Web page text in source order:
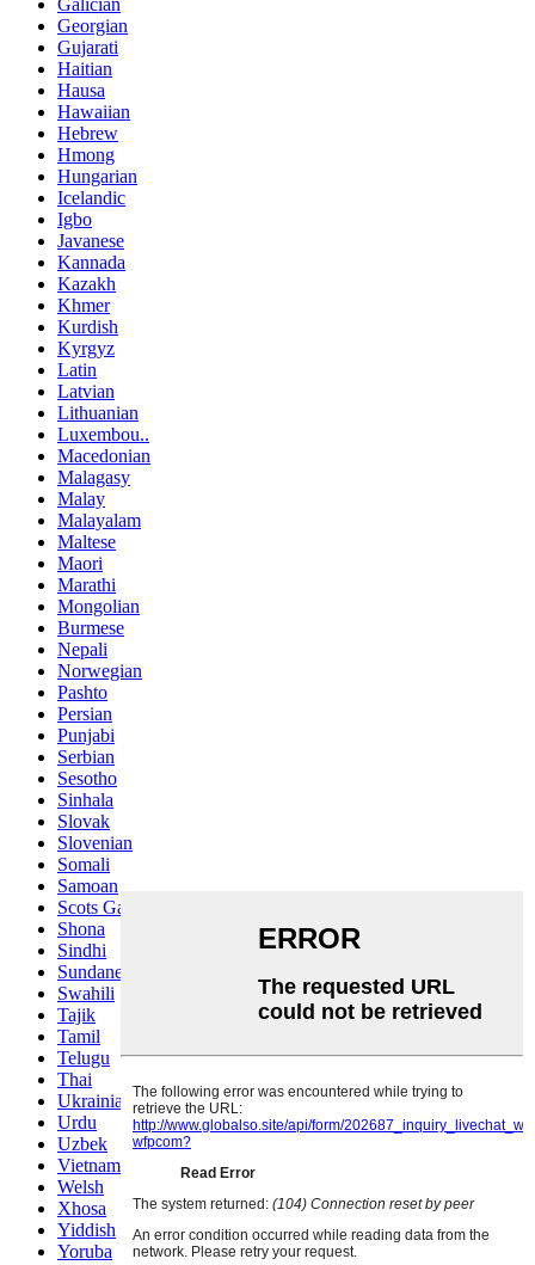
Galician
Georgian
Gujarati
Haitian
Hausa
Hawaiian
Hebrew
Hmong
Hungarian
Icelandic
Igbo
Javanese
Kannada
Kazakh
Khmer
Kurdish
Kyrgyz
Latin
Latvian
Lithuanian
Luxembou..
Macedonian
Malagasy
Malay
Malayalam
Maltese
Maori
Marathi
Mongolian
Burmese
Nepali
Norwegian
Pashto
Persian
Punjabi
Serbian
Sesotho
Sinhala
Slovak
Slovenian
Somali
Samoan
Scots Gaelic
Shona
Sindhi
Sundanese
Swahili
Tajik
Tamil
Telugu
Thai
Ukrainian
Urdu
Uzbek
Vietnamese
Welsh
Xhosa
Yiddish
Yoruba